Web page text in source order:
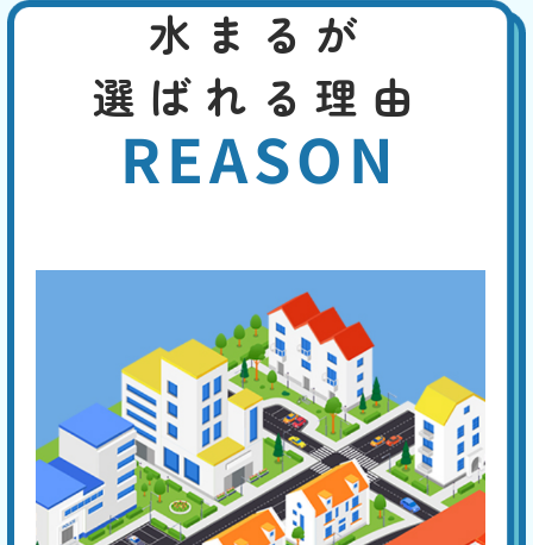
便座の交換・取付け
基本料
EB
限
定
割
引
8,800
合計 8,800
長い年月使用していると、本体の黄ばみや掃除しても取れない臭いなど
が生じます。便座の割れ、ウォシュレットの故障などの致命的な故障に
便器・タンク交換
基本料
3,000円 W
EB
限
定
割
引
作業費
27,500
合計 27,500 円〜
経年劣化による便器やトイレタンクのひび割れは、水漏れなどを生じ
て、フロアや壁の損傷に繋がります。早めに新品に交換することが勧め
られますが、これを機に、壁や床を含めたトータルなリフォームを考え
てみてはいかがでしょうか。
水まるが
選ばれる理由
REASON